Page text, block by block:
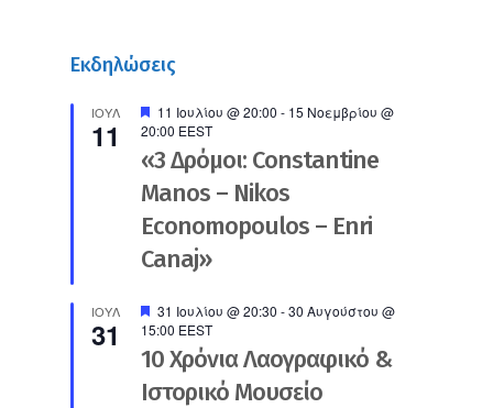
Εκδηλώσεις
ΙΟΎΛ
11
Προτεινόμενο
11 Ιουλίου @ 20:00 - 15 Νοεμβρίου @
20:00 EEST
«3 Δρόμοι: Constantine
Manos – Nikos
Economopoulos – Enri
Canaj»
ΙΟΎΛ
31
Προτεινόμενο
31 Ιουλίου @ 20:30 -30 Αυγούστου @
15:00 EEST
10 Χρόνια Λαογραφικό &
Ιστορικό Μουσείο